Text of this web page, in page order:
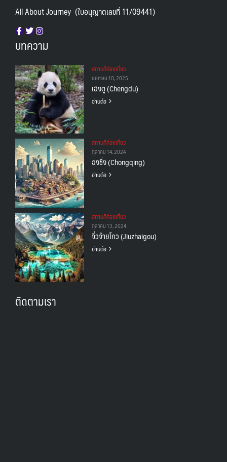
All About Journey (ใบอนุญาตเลขที่ 11/09441)
บทความ
สถานทีท่องเที่ยว
เมษายน 10, 2025
เฉิงตู (Chengdu)
อ่านต่อ
สถานทีท่องเที่ยว
ตุลาคม 14, 2024
ฉงชิ่ง (Chongqing)
อ่านต่อ
สถานทีท่องเที่ยว
ตุลาคม 13, 2024
จิ่วจ้ายโกว (Jiuzhaigou)
อ่านต่อ
ติดตามเรา